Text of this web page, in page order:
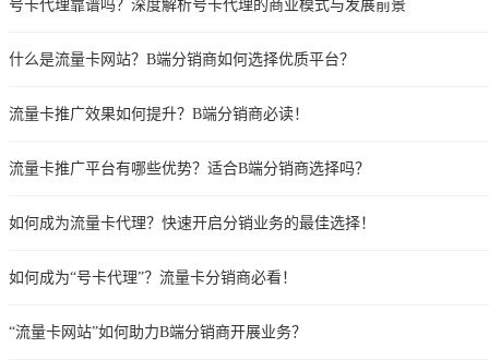
号卡代理靠谱吗？深度解析号卡代理的商业模式与发展前景
什么是流量卡网站？B端分销商如何选择优质平台？
流量卡推广效果如何提升？B端分销商必读！
流量卡推广平台有哪些优势？适合B端分销商选择吗？
如何成为流量卡代理？快速开启分销业务的最佳选择！
如何成为“号卡代理”？流量卡分销商必看！
“流量卡网站”如何助力B端分销商开展业务？